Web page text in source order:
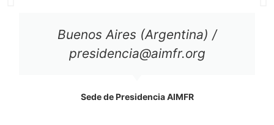
Buenos Aires (Argentina) /
presidencia@aimfr.org
Sede de Presidencia AIMFR